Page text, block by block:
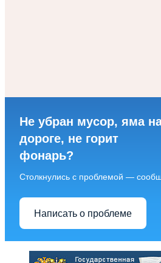
Не убран мусор, яма
дороге, не горит
фонарь?
Столкнулись с проблемой —
Написать о проблеме